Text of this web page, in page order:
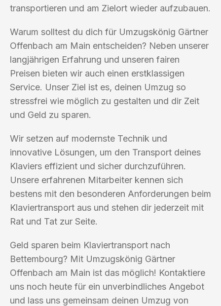
transportieren und am Zielort wieder aufzubauen.
Warum solltest du dich für Umzugskönig Gärtner
Offenbach am Main entscheiden? Neben unserer
langjährigen Erfahrung und unseren fairen
Preisen bieten wir auch einen erstklassigen
Service. Unser Ziel ist es, deinen Umzug so
stressfrei wie möglich zu gestalten und dir Zeit
und Geld zu sparen.
Wir setzen auf modernste Technik und
innovative Lösungen, um den Transport deines
Klaviers effizient und sicher durchzuführen.
Unsere erfahrenen Mitarbeiter kennen sich
bestens mit den besonderen Anforderungen beim
Klaviertransport aus und stehen dir jederzeit mit
Rat und Tat zur Seite.
Geld sparen beim Klaviertransport nach
Bettembourg? Mit Umzugskönig Gärtner
Offenbach am Main ist das möglich! Kontaktiere
uns noch heute für ein unverbindliches Angebot
und lass uns gemeinsam deinen Umzug von